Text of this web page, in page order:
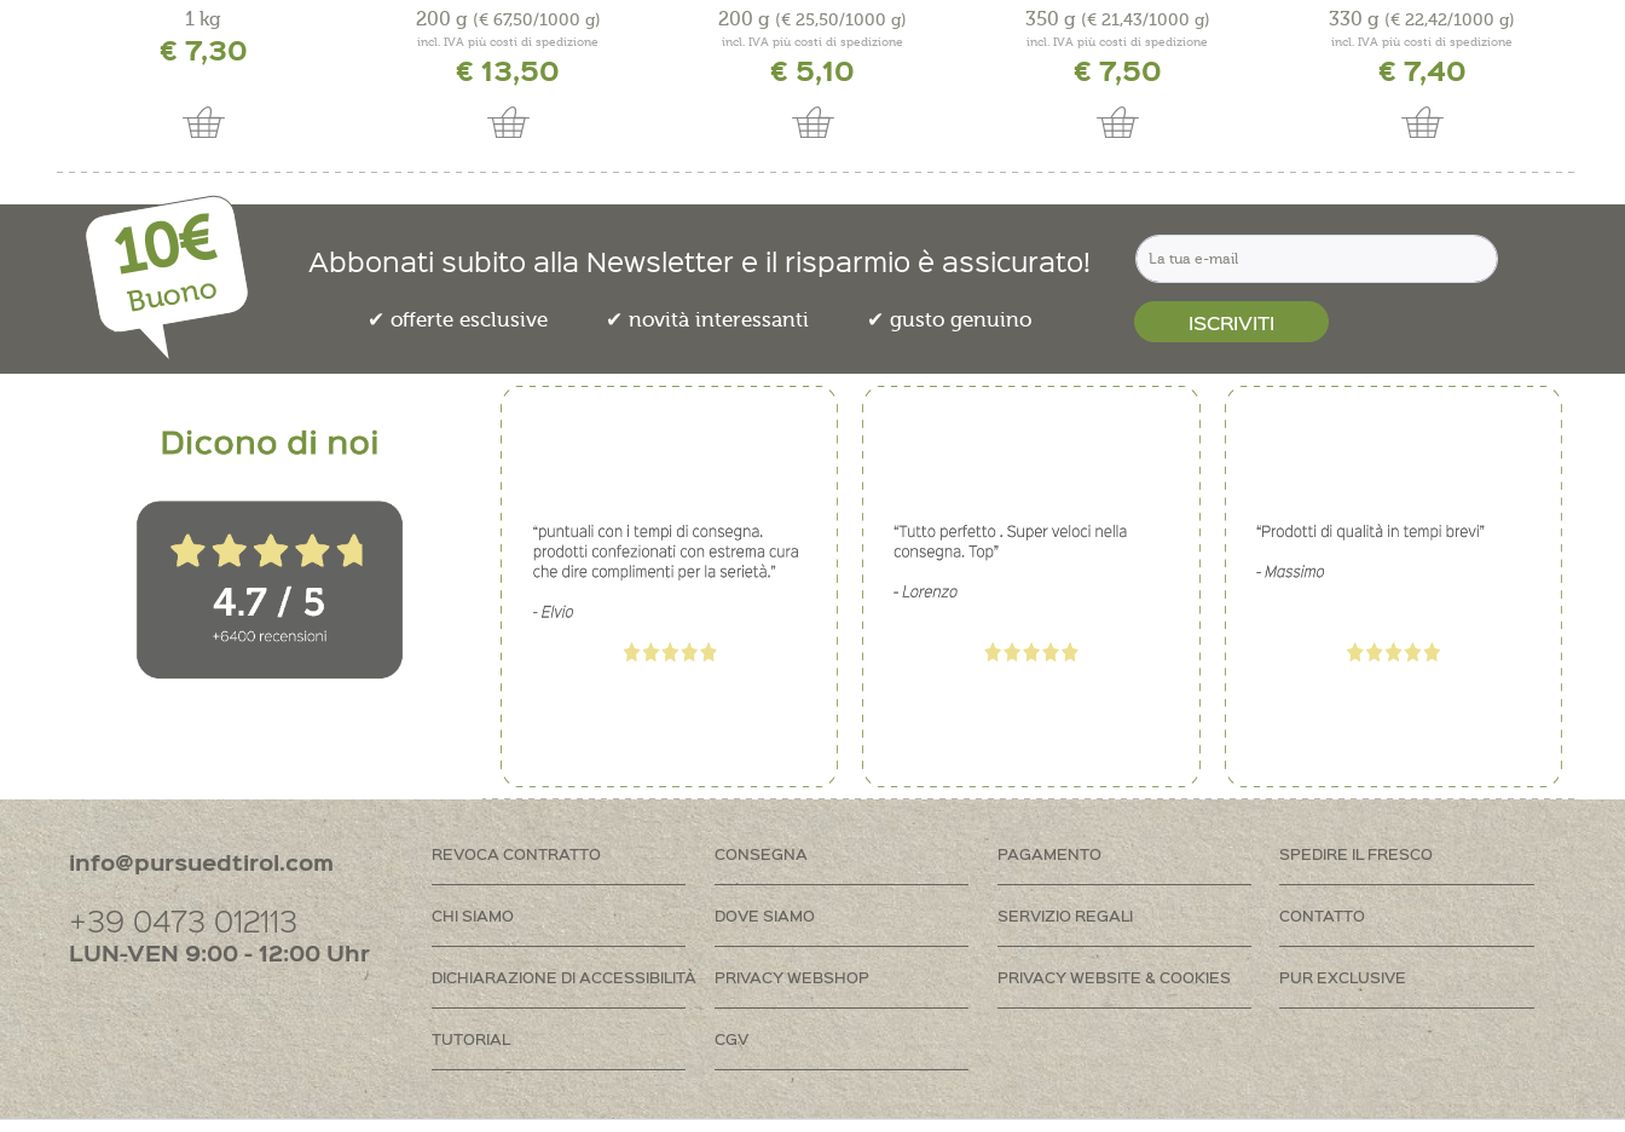
1 kg
€ 7,30
200 g (€ 67,50/1000 g)
incl. IVA più costi di spedizione
€ 13,50
200 g (€ 25,50/1000 g)
incl. IVA più costi di spedizione
€ 5,10
350 g (€ 21,43/1000 g)
incl. IVA più costi di spedizione
€ 7,50
330 g (€ 22,42/1000 g)
incl. IVA più costi di spedizione
€ 7,40
10€
Buono
Abbonati subito alla Newsletter e il risparmio è assicurato!
offerte esclusive novità interessanti gusto genuino ISCRIVITI
info@pursuedtirol.com
+39 0473 012113
LUN-VEN 9:00 - 12:00 Uhr
REVOCA CONTRATTO CONSEGNA PAGAMENTO SPEDIRE IL FRESCO
CHI SIAMO DOVE SIAMO SERVIZIO REGALI CONTATTO
DICHIARAZIONE DI ACCESSIBILITÀ PRIVACY WEBSHOP PRIVACY WEBSITE & COOKIES PUR EXCLUSIVE
TUTORIAL CGV